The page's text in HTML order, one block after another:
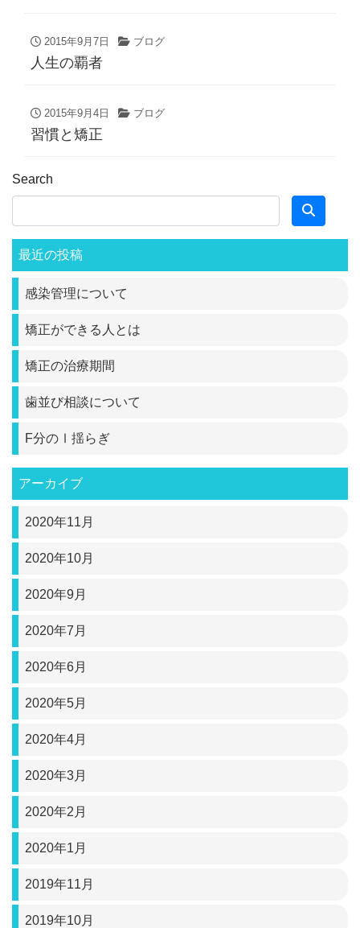
2015年9月7日 ブログ
人生の覇者
2015年9月4日 ブログ
習慣と矯正
Search
最近の投稿
感染管理について
矯正ができる人とは
矯正の治療期間
歯並び相談について
F分のⅠ揺らぎ
アーカイブ
2020年11月
2020年10月
2020年9月
2020年7月
2020年6月
2020年5月
2020年4月
2020年3月
2020年2月
2020年1月
2019年11月
2019年10月